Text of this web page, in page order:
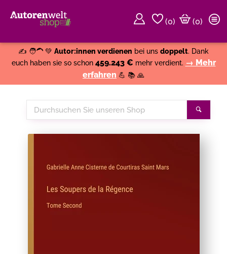
(0)
(0)
✍️ 🧑‍🦱 💚 Autor:innen verdienen bei uns doppelt. Dank
euch haben sie so schon 459.243 € mehr verdient. → Mehr
erfahren 💪 📚 🙏
Durchsuchen
Sie